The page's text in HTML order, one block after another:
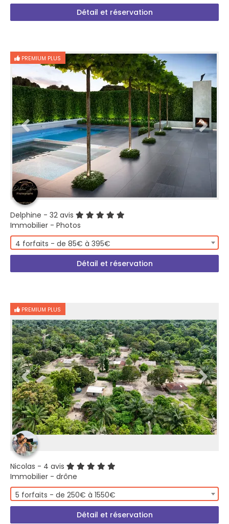
Détail et réservation
PREMIUM PLUS
Delphine - 32 avis
Immobilier - Photos
4 forfaits - de 85€ à 395€
Détail et réservation
PREMIUM PLUS
Nicolas - 4 avis
Immobilier - drône
5 forfaits - de 250€ à 1550€
Détail et réservation